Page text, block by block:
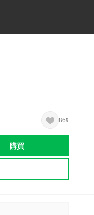
869
購買